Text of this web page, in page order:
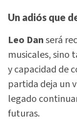
Un adiós que
Leo Danserá
musicales, sino
y capacidad de
partida deja un
legado
futuras.